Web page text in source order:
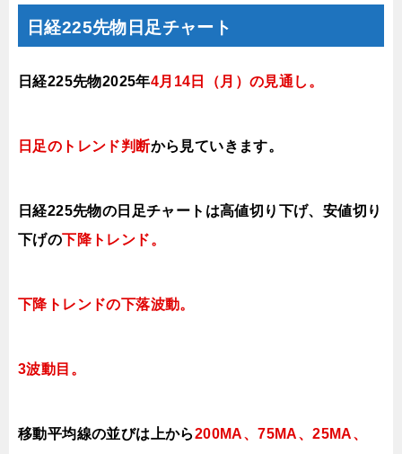
日経225先物日足チャート
日経225先物2025年4月14日 （月 ）の見通し。
日足のトレンド判断から見ていきます。
日経225先物の日足チャートは高値切り下げ、安値切り
下げの下降トレンド。
下降トレンドの下落波動。
3波動目。
移動平均線の並びは上から200MA、75MA、25MA、